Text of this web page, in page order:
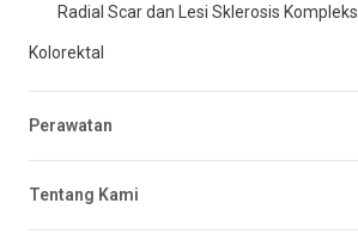
Radial Scar dan Lesi Sklerosis Kompleks
Kolorektal
Perawatan
Tentang Kami